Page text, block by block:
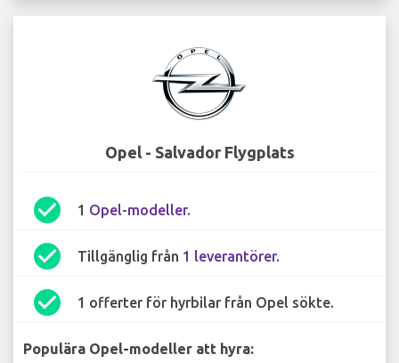
Opel - Salvador Flygplats
check_circle 1 Opel-modeller.
check_circle Tillgänglig från 1 leverantörer.
check_circle 1 offerter för hyrbilar från Opel sökte.
Populära Opel-modeller att hyra: